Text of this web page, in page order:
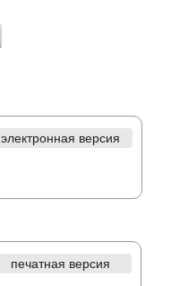
электронная версия
печатная версия